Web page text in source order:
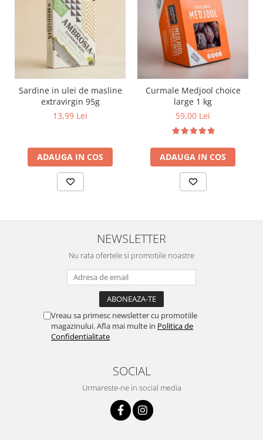
Sardine in ulei de masline
extravirgin 95g
13,99 Lei
ADAUGA IN COS
Curmale Medjool choice
large 1 kg
59,00 Lei
ADAUGA IN COS
NEWSLETTER
Nu rata ofertele si promotiile noastre
Vreau sa primesc newsletter cu promotiile
magazinului. Afla mai multe in Politica de
Confidentialitate
SOCIAL
Urmareste-ne in social media